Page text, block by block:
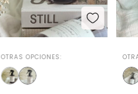
OTRAS OPCIONES: